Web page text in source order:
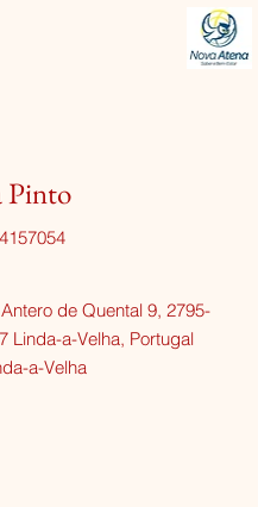
Pinto
de Quental 9, 2795-
Linda-a-Velha, Portugal
a-Velha